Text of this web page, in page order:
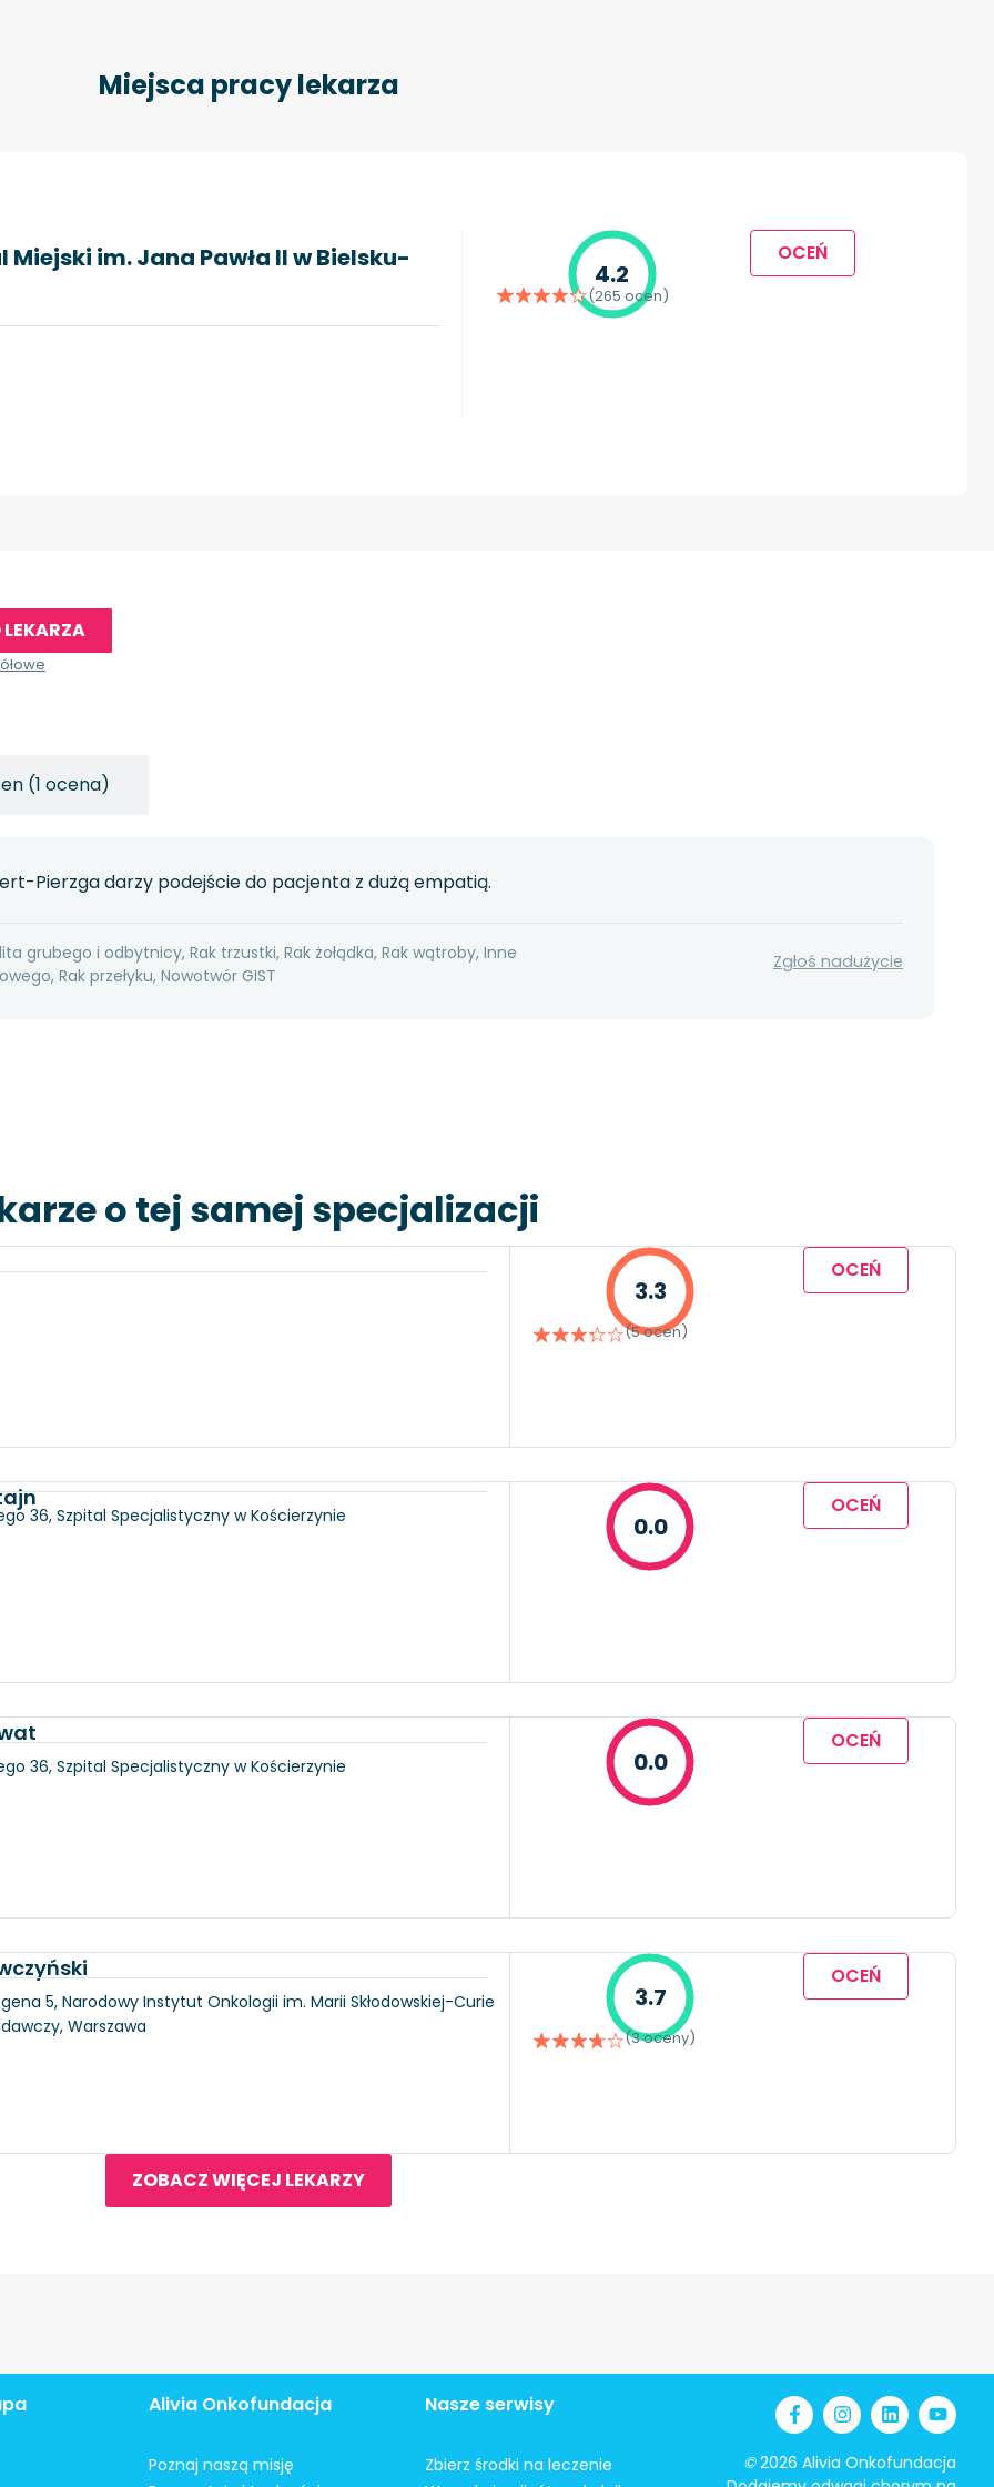
Miejsca pracy lekarza
im. Jana Pawła II w Bielsku-
4.2
(265 ocen)
OCEŃ
(1 ocena)
Pierzga darzy podejście do pacjenta z dużą empatią.
grubego i odbytnicy, Rak trzustki, Rak żołądka, Rak wątroby, Inne
Rak przełyku, Nowotwór GIST
Zgłoś nadużycie
o tej samej specjalizacji
3.3
(5 ocen)
OCEŃ
36, Szpital Specjalistyczny w Kościerzynie 0.0
OCEŃ
36, Szpital Specjalistyczny w Kościerzynie
0.0
OCEŃ
5, Narodowy Instytut Onkologii im. Marii Skłodowskiej-Curie
Warszawa
3.7
(3 oceny)
OCEŃ
ZOBACZ WIĘCEJ LEKARZY
Alivia Onkofundacja
Poznaj naszą misję
Nasze serwisy
Zbierz środki na leczenie
©2026 Alivia Onkofundacja